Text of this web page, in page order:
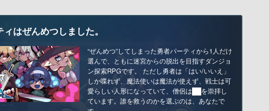
はぜんめつしました。
“ぜんめつ”してしまった勇者パーティから1人だけ
選んで、ともに迷宮からの脱出を目指すダンジョ
ン探索RPGです。 ただし勇者は「はい/いいえ」
しか喋れず、魔法使いは魔法が使えず、戦士は可
愛らしい人形になっていて、僧侶は██を崇拝し
ています。誰を救うのかを選ぶのは、あなたで